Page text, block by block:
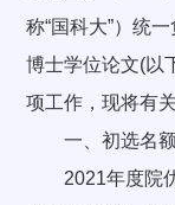
称“国科大”）统
博士学位论文(以
项工作，现将有
一、初选名
2021年度院优